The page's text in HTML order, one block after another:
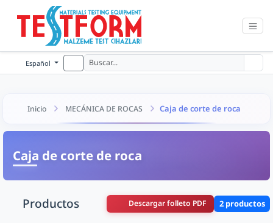
Español
Inicio MECÁNICA DE ROCAS Caja de corte de roca
Caja de corte de roca
Productos Descargar folleto PDF 2 productos